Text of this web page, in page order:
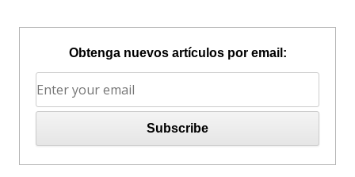
Obtenga nuevos artículos por email: